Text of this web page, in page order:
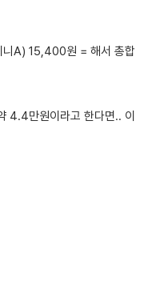
A) 15,400원 = 해서 총합
4.4만원이라고 한다면.. 이